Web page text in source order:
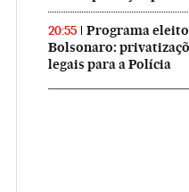
20:55
Programa
Bolsonaro:
legais para a Polícia